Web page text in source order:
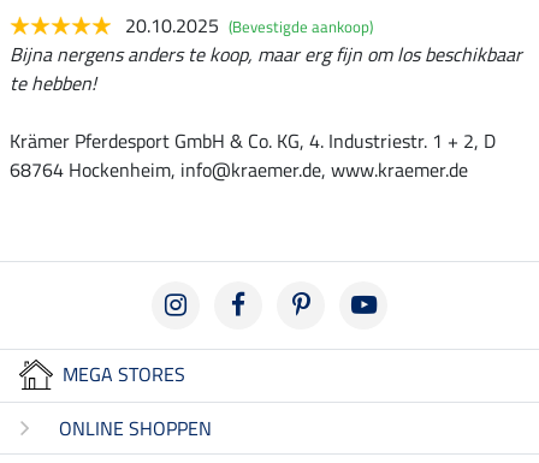
20.10.2025 (Bevestigde aankoop)
Bijna nergens anders te koop, maar erg fijn om los beschikbaar
te hebben!
Krämer Pferdesport GmbH & Co. KG, 4. Industriestr. 1 + 2, D
68764 Hockenheim, info@kraemer.de, www.kraemer.de
MEGA STORES
ONLINE SHOPPEN